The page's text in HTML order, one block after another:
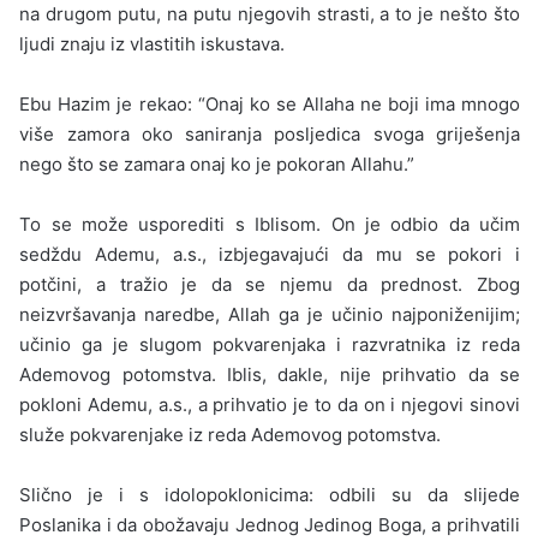
na drugom putu, na putu njegovih strasti, a to je nešto što
ljudi znaju iz vlastitih iskustava.
Ebu Hazim je rekao: “Onaj ko se Allaha ne boji ima mnogo
više zamora oko saniranja posljedica svoga griješenja
nego što se zamara onaj ko je pokoran Allahu.”
To se može usporediti s Iblisom. On je odbio da učim
sedždu Ademu, a.s., izbjegavajući da mu se pokori i
potčini, a tražio je da se njemu da prednost. Zbog
neizvršavanja naredbe, Allah ga je učinio najponiženijim;
učinio ga je slugom pokvarenjaka i razvratnika iz reda
Ademovog potomstva. Iblis, dakle, nije prihvatio da se
pokloni Ademu, a.s., a prihvatio je to da on i njegovi sinovi
služe pokvarenjake iz reda Ademovog potomstva.
Slično je i s idolopoklonicima: odbili su da slijede
Poslanika i da obožavaju Jednog Jedinog Boga, a prihvatili